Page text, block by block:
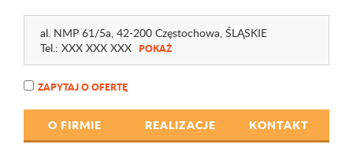
al. NMP 61/5a, 42-200 Częstochowa, ŚLĄSKIE
Tel.: XXX XXX XXX POKAŻ
ZAPYTAJ O OFERTĘ
O FIRMIE REALIZACJE KONTAKT